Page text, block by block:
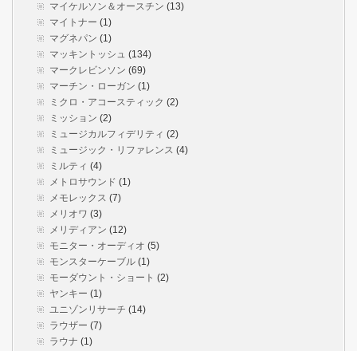
マイケルソン＆オースチン (13)
マイトナー (1)
マグネパン (1)
マッキントッシュ (134)
マークレビンソン (69)
マーチン・ローガン (1)
ミクロ・アコースティック (2)
ミッション (2)
ミュージカルフィデリティ (2)
ミュージック・リファレンス (4)
ミルティ (4)
メトロサウンド (1)
メモレックス (7)
メリオワ (3)
メリディアン (12)
モニター・オーディオ (5)
モンスターケーブル (1)
モーダウント・ショート (2)
ヤンキー (1)
ユニゾンリサーチ (14)
ラウザー (7)
ラウナ (1)